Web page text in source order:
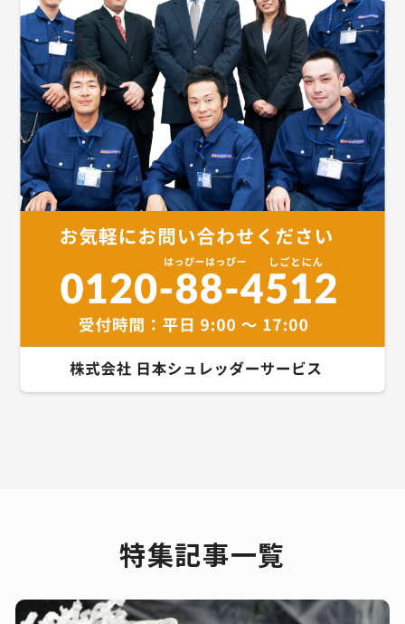
特集記事一覧